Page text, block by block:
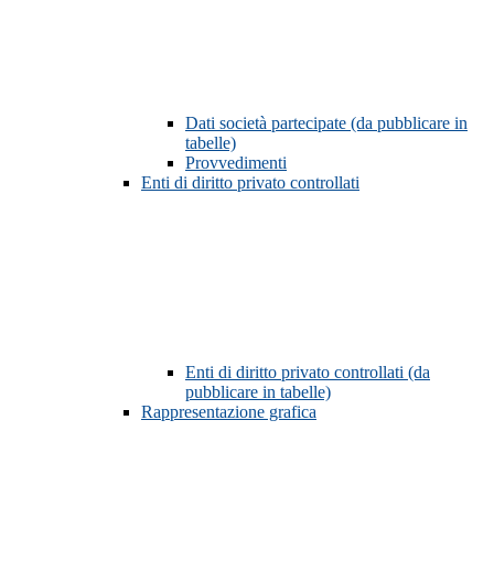
Dati società partecipate (da pubblicare in
tabelle)
Provvedimenti
Enti di diritto privato controllati
Enti di diritto privato controllati (da
pubblicare in tabelle)
Rappresentazione grafica